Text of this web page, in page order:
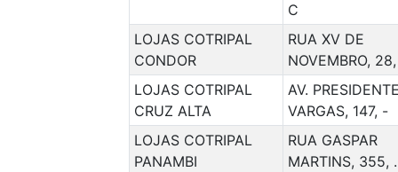
C
LOJAS COTRIPAL
CONDOR
RUA XV DE
NOVEMBRO,
LOJAS COTRIPAL
CRUZ ALTA
AV.
VARGAS, 147, -
LOJAS COTRIPAL
PANAMBI
RUA GASPAR
MARTINS, 355,